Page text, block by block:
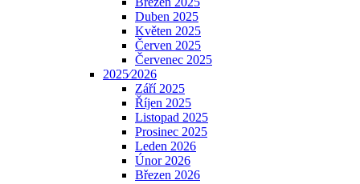
Duben 2025
Květen 2025
Červen 2025
Červenec 2025
2025⁄2026
Září 2025
Říjen 2025
Listopad 2025
Prosinec 2025
Leden 2026
Únor 2026
Březen 2026